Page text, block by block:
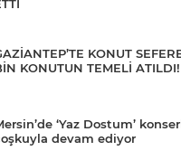
KONUT
KONUTUN TEMELİ ATILDI!
‘Yaz Dostum’
devam ediyor